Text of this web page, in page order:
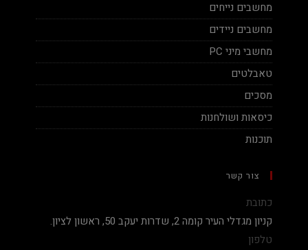
מחשבים נייחים
מחשבים ניידים
מחשבי מיני PC
טאבלטים
מסכים
כיסאות ושולחנות
תוכנות
צור קשר
כתובת
קניון מגדלי העיר קומה 2, שדרות יעקב 50, ראשון לציון.
טלפון